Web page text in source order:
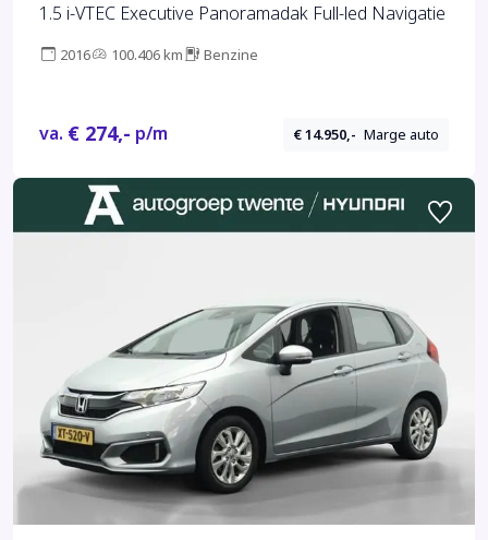
1.5 i-VTEC Executive Panoramadak Full-led Navigatie
2016 100.406 km Benzine
va. € 274,- p/m € 14.950,- Marge auto